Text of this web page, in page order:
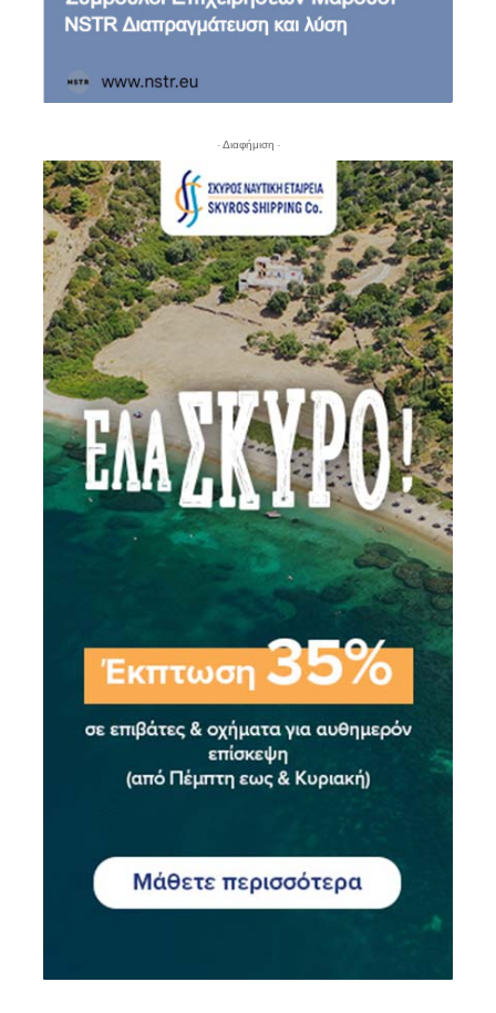
- Διαφήμιση -